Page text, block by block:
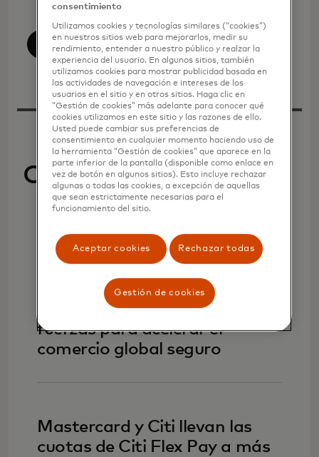
Ver todo
Octubre de 2025
Historias
Mastercard y PayPal unen
fuerzas para acelerar el
comercio global seguro
Mastercard y Citi llevan las
cuotas de Citi Flex Pay a más
consentimiento
Utilizamos cookies y tecnologías similares (“cookies”)
en nuestros sitios web para mejorarlos, medir su
rendimiento, entender a nuestro público y realzar la
experiencia del usuario. En algunos sitios, también
utilizamos cookies para mostrar publicidad basada en
las actividades de navegación e intereses de los
usuarios en el sitio y en otros sitios. Haga clic en
“Gestión de cookies” más adelante para conocer qué
cookies utilizamos en este sitio y las razones de ello.
Usted puede cambiar sus preferencias de
consentimiento en cualquier momento haciendo uso de
la herramienta “Gestión de cookies” que aparece en la
parte inferior de la pantalla (disponible como enlace en
vez de botón en algunos sitios). Esto incluye rechazar
algunas o todas las cookies, a excepción de aquellas
que sean estrictamente necesarias para el
funcionamiento del sitio.
Aceptar cookies Rechazar todas
Gestión de cookies